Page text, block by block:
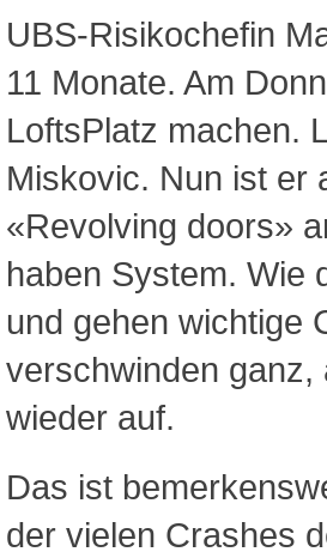
UBS-Risikochefin
11 Monate. Am
LoftsPlatz machen.
Miskovic. Nun ist er
«Revolving doors»
haben System. Wie
und gehen wichtige
verschwinden
wieder auf.
Das ist
der vielen Crashes